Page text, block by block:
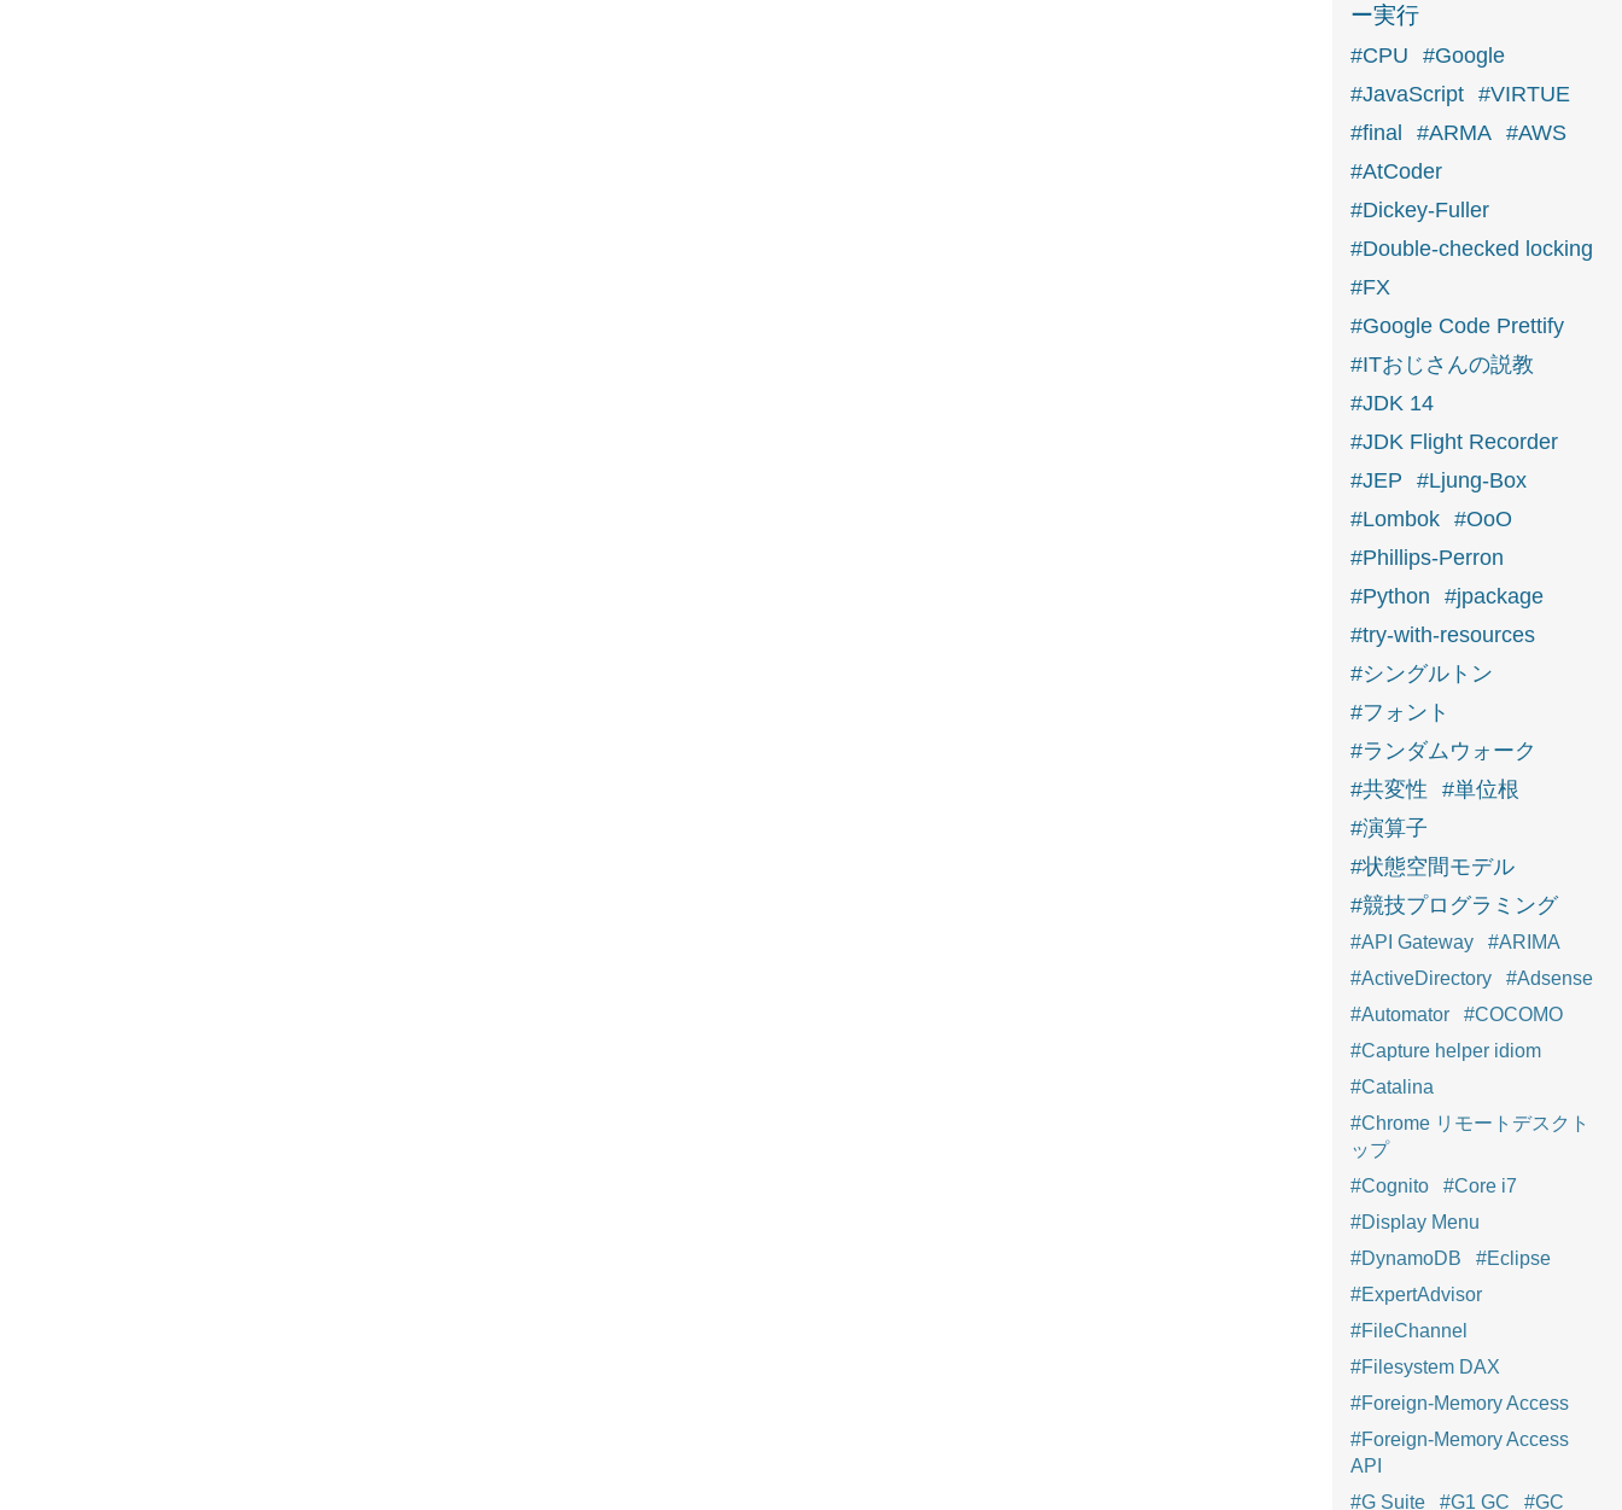
ー実行
#CPU
#Google
#JavaScript #VIRTUE
#final
#ARMA #AWS
#AtCoder
#Dickey-Fuller
#Double-checked locking
#FX
#Google Code Prettify
#ITおじさんの説教
#JDK 14
#JDK Flight Recorder
#JEP
#Ljung-Box
#Lombok #OoO
#Phillips-Perron
#Python
#jpackage
#try-with-resources
#シングルトン
#フォント
#ランダムウォーク
#共変性
#単位根
#演算子
#状態空間モデル
#競技プログラミング
#API Gateway
#ARIMA
#ActiveDirectory
#Adsense
#Automator
#COCOMO
#Capture helper idiom
#Catalina
#Chrome リモートデスクト
ップ
#Cognito
#Core i7
#Display Menu
#DynamoDB
#Eclipse
#ExpertAdvisor
#FileChannel
#Filesystem DAX
#Foreign-Memory Access
#Foreign-Memory Access
API
#G Suite
#G1 GC #GC